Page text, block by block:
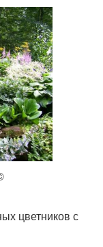
цветников с